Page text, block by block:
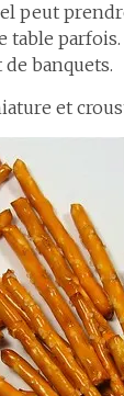
peut
banquets.
et